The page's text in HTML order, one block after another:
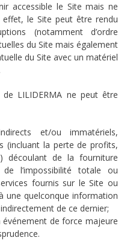
accessible le Site mais ne
effet, le Site peut être rendu
(notamment d’ordre
du Site mais également
du Site avec un matériel
LILIDERMA ne peut être
et/ou immatériels,
(incluant la perte de profits,
découlant de la fourniture
l’impossibilité totale ou
fournis sur le Site ou
une quelconque information
de ce dernier;
événement de force majeure